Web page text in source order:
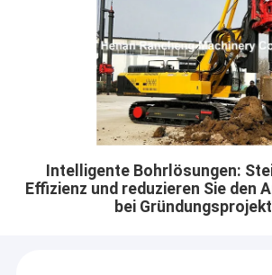
Intelligente Bohrlösungen:
Effizienz und reduzieren Sie den
bei